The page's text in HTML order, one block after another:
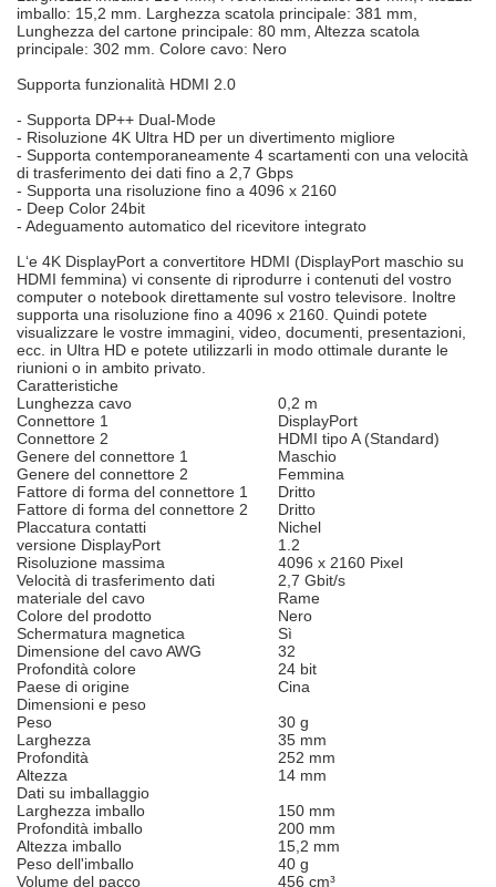
imballo: 15,2 mm. Larghezza scatola principale: 381 mm,
Lunghezza del cartone principale: 80 mm, Altezza scatola
principale: 302 mm. Colore cavo: Nero
Supporta funzionalità HDMI 2.0
- Supporta DP++ Dual-Mode
- Risoluzione 4K Ultra HD per un divertimento migliore
- Supporta contemporaneamente 4 scartamenti con una velocità
di trasferimento dei dati fino a 2,7 Gbps
- Supporta una risoluzione fino a 4096 x 2160
- Deep Color 24bit
- Adeguamento automatico del ricevitore integrato
L‘e 4K DisplayPort a convertitore HDMI (DisplayPort maschio su
HDMI femmina) vi consente di riprodurre i contenuti del vostro
computer o notebook direttamente sul vostro televisore. Inoltre
supporta una risoluzione fino a 4096 x 2160. Quindi potete
visualizzare le vostre immagini, video, documenti, presentazioni,
ecc. in Ultra HD e potete utilizzarli in modo ottimale durante le
riunioni o in ambito privato.
Caratteristiche
Lunghezza cavo
0,2 m
Connettore 1
DisplayPort
Connettore 2
HDMI tipo A (Standard)
Genere del connettore 1
Maschio
Genere del connettore 2
Femmina
Fattore di forma del connettore 1
Dritto
Fattore di forma del connettore 2
Dritto
Placcatura contatti
Nichel
versione DisplayPort
1.2
Risoluzione massima
4096 x 2160 Pixel
Velocità di trasferimento dati
2,7 Gbit/s
materiale del cavo
Rame
Colore del prodotto
Nero
Schermatura magnetica
Sì
Dimensione del cavo AWG
32
Profondità colore
24 bit
Paese di origine
Cina
Dimensioni e peso
Peso
30 g
Larghezza
35 mm
Profondità
252 mm
Altezza
14 mm
Dati su imballaggio
Larghezza imballo
150 mm
Profondità imballo
200 mm
Altezza imballo
15,2 mm
Peso dell'imballo
40 g
Volume del pacco
456 cm³